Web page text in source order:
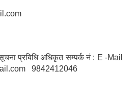
प्रबिधि अधिकृत सम्पर्क नं : E -Mail
9842412046